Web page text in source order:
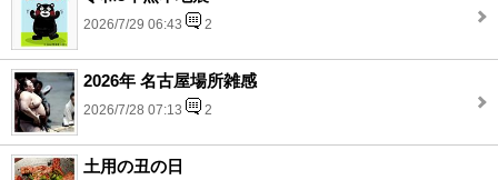
2026/7/29 06:43 2
2026年 名古屋場所雑感
2026/7/28 07:13 2
土用の丑の日